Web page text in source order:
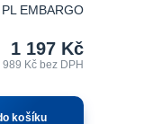
EMBARGO
1 197 Kč
989 Kčbez DPH
košíku